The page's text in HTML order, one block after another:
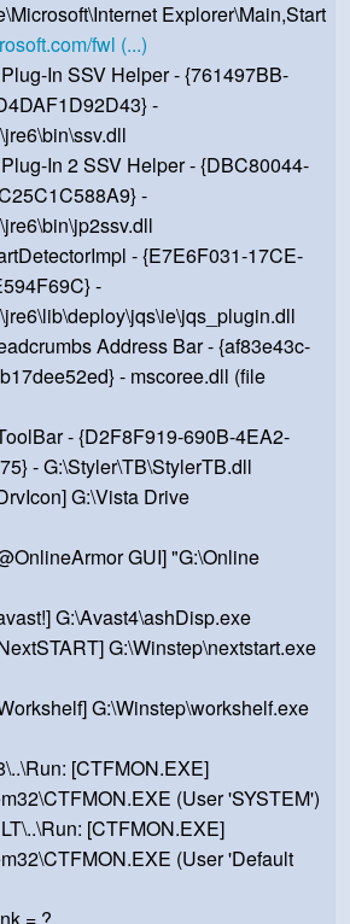
Explorer\Main,Start
fwl (...)
In SSV Helper - {761497BB-
-
In 2 SSV Helper - {DBC80044-
-
- {E7E6F031-17CE-
-
Address Bar - {af83e43c-
- mscoree.dll (file
- {D2F8F919-690B-4EA2-
- G:\Styler\TB\StylerTB.dll
G:\Vista Drive
GUI] "G:\Online
G:\Avast4\ashDisp.exe
G:\Winstep\nextstart.exe
G:\Winstep\workshelf.exe
[CTFMON.EXE]
(User 'SYSTEM')
[CTFMON.EXE]
(User 'Default